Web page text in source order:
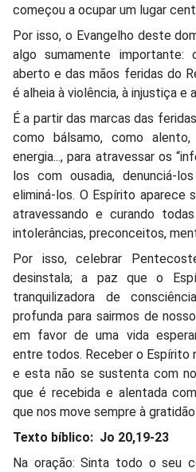
começou a ocupar um lugar
Por isso, o Evangelho deste
algo sumamente
aberto e das mãos feridas do
é alheia à violência, à injustiça e
É a partir das marcas das
como bálsamo, como
energia..., para atravessar os
los com ousadia, denunciá-
eliminá-los. O Espírito aparece
atravessando e curando
intolerâncias, preconceitos,
Por isso, celebrar
desinstala; a paz que o
tranquilizadora de
profunda para sairmos de
em favor de uma vida
entre todos. Receber o Espírito
e esta não se sustenta com
que é recebida e alentada
que nos move sempre à
Texto bíblico: Jo 20,19-23
Na oração: Sinta todo o seu